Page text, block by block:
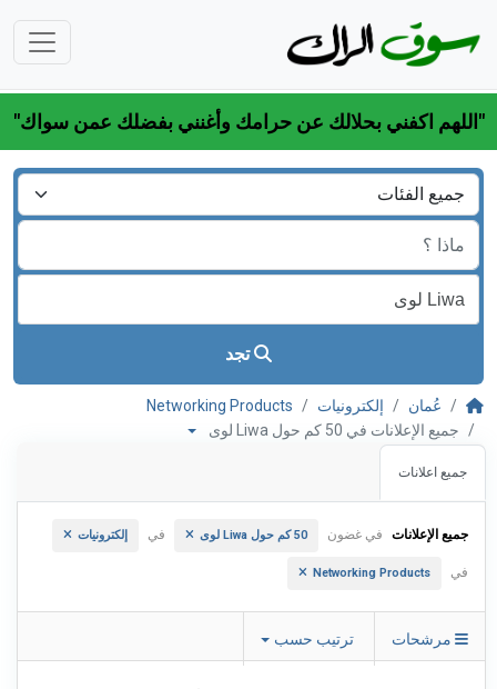
"اللهم اكفني بحلالك عن حرامك وأغنني بفضلك عمن سواك"
تجد
عُمان إلكترونيات
Networking Products
جميع الإعلانات في 50 كم حول Liwa لوى
جميع اعلانات
جميع الإعلانات في غضون 50 كم حول Liwa لوى في إلكترونيات
في Networking Products
مرشحات ترتيب حسب